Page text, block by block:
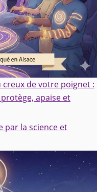
creux de votre poignet :
apaise et
par la science et